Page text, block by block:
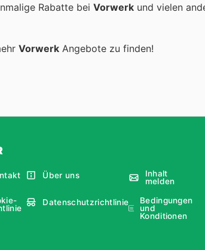
Rabatte bei Vorwerk und vielen
Vorwerk Angebote zu finden!
Über uns
Inhalt
melden
Datenschutzrichtlinie
Bedingungen
und
Konditionen